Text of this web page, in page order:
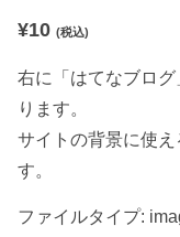
¥10 (税込)
右に「はてなブロ
ります。
サイトの背景に使
す。
ファイルタイプ: